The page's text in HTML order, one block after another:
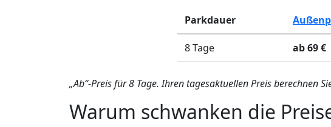
gut
Parkdauer
8 Tage ab 69 €
„Ab“-Preis für 8 Tage. Ihren tagesaktuellen Preis
Warum schwanken die